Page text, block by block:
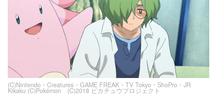
(C)Nintendo・Creatures・GAME FREAK・TV Tokyo・ShoPro・JR
Kikaku (C)Pokémon (C)2018 ピカチュウプロジェクト